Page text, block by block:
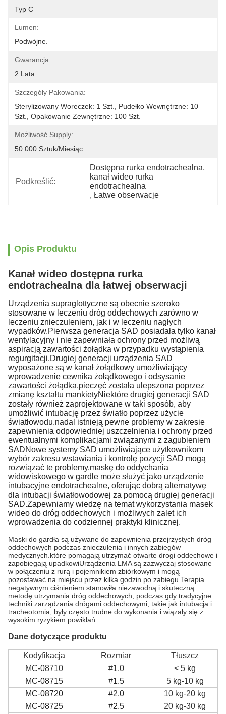
Typ C
Lumen:
Podwójne.
Gwarancja:
2 Lata
Szczegóły Pakowania:
Sterylizowany Woreczek: 1 Szt., Pudełko Wewnętrzne: 10
Szt., Opakowanie Zewnętrzne: 100 Szt.
Możliwość Supply:
50 000 Sztuk/miesiąc
Podkreślić:
Dostępna rurka endotrachealna,
kanał wideo rurka
endotrachealna
, Łatwe obserwacje
Opis Produktu
Kanał wideo dostępna rurka
endotrachealna dla łatwej obserwacji
Urządzenia supraglottyczne są obecnie szeroko
stosowane w leczeniu dróg oddechowych zarówno w
leczeniu znieczuleniem, jak i w leczeniu nagłych
wypadków.Pierwsza generacja SAD posiadała tylko kanał
wentylacyjny i nie zapewniała ochrony przed możliwą
aspiracją zawartości żołądka w przypadku wystąpienia
regurgitacji.Drugiej generacji urządzenia SAD
wyposażone są w kanał żołądkowy umożliwiający
wprowadzenie cewnika żołądkowego i odsysanie
zawartości żołądka.pieczęć została ulepszona poprzez
zmianę kształtu mankietyNiektóre drugiej generacji SAD
zostały również zaprojektowane w taki sposób, aby
umożliwić intubację przez światło poprzez użycie
światłowodu.nadal istnieją pewne problemy w zakresie
zapewnienia odpowiedniej uszczelnienia i ochrony przed
ewentualnymi komplikacjami związanymi z zagubieniem
SADNowe systemy SAD umożliwiające użytkownikom
wybór zakresu wstawiania i kontrolę pozycji SAD mogą
rozwiązać te problemy.maskę do oddychania
widowiskowego w gardle może służyć jako urządzenie
intubacyjne endotrachealne, oferując dobrą alternatywę
dla intubacji światłowodowej za pomocą drugiej generacji
SAD.Zapewniamy wiedzę na temat wykorzystania masek
wideo do dróg oddechowych i możliwych zalet ich
wprowadzenia do codziennej praktyki klinicznej.
Maski do gardła są używane do zapewnienia przejrzystych dróg
oddechowych podczas znieczulenia i innych zabiegów
medycznych.które pomagają utrzymać otwarte drogi oddechowe i
zapobiegają upadkowiUrządzenia LMA są zazwyczaj stosowane
w połączeniu z rurą i pojemnikiem zbiórkowym i mogą
pozostawać na miejscu przez kilka godzin po zabiegu.Terapia
negatywnym ciśnieniem stanowiła niezawodną i skuteczną
metodę utrzymania dróg oddechowych, podczas gdy tradycyjne
techniki zarządzania drógami oddechowymi, takie jak intubacja i
tracheotomia, były często trudne do wykonania i wiązały się z
wysokim ryzykiem powikłań.
Dane dotyczące produktu
Kodyfikacja Rozmiar
Tłuszcz
MC-08710
#1.0
< 5 kg
MC-08715
#1.5
5 kg-10 kg
MC-08720
#2.0
10 kg-20 kg
MC-08725
#2.5
20 kg-30 kg